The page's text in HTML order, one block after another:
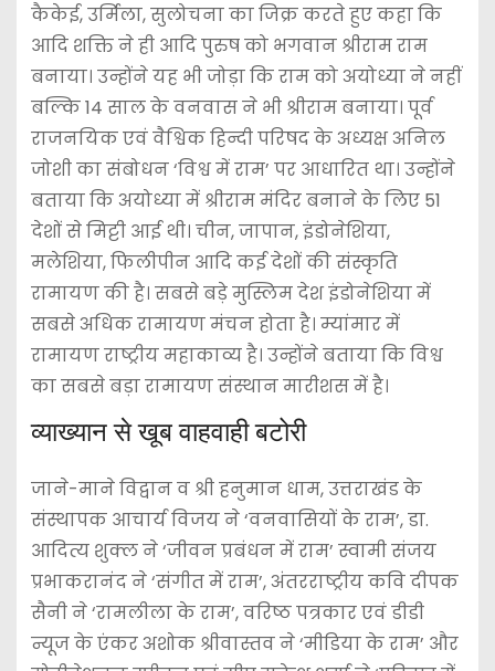
कैकेई, उर्मिला, सुलोचना का जिक्र करते हुए कहा कि
आदि शक्ति ने ही आदि पुरुष को भगवान श्रीराम राम
बनाया। उन्होंने यह भी जोड़ा कि राम को अयोध्या ने नहीं
बल्कि 14 साल के वनवास ने भी श्रीराम बनाया। पूर्व
राजनयिक एवं वैश्विक हिन्दी परिषद के अध्यक्ष अनिल
जोशी का संबोधन ‘विश्व में राम’ पर आधारित था। उन्होंने
बताया कि अयोध्या में श्रीराम मंदिर बनाने के लिए 51
देशों से मिट्टी आई थी। चीन, जापान, इंडोनेशिया,
मलेशिया, फिलीपीन आदि कई देशों की संस्कृति
रामायण की है। सबसे बड़े मुस्लिम देश इंडोनेशिया में
सबसे अधिक रामायण मंचन होता है। म्यांमार में
रामायण राष्ट्रीय महाकाव्य है। उन्होंने बताया कि विश्व
का सबसे बड़ा रामायण संस्थान मारीशस में है।
व्याख्यान से खूब वाहवाही बटोरी
जाने-माने विद्वान व श्री हनुमान धाम, उत्तराखंड के
संस्थापक आचार्य विजय ने ‘वनवासियों के राम’, डा.
आदित्य शुक्ल ने ‘जीवन प्रबंधन में राम’ स्वामी संजय
प्रभाकरानंद ने ‘संगीत में राम’, अंतरराष्ट्रीय कवि दीपक
सैनी ने ‘रामलीला के राम’, वरिष्ठ पत्रकार एवं डीडी
न्यूज के एंकर अशोक श्रीवास्तव ने ‘मीडिया के राम’ और